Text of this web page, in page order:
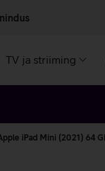
TV ja striiming
iPad Mini (2021) 64